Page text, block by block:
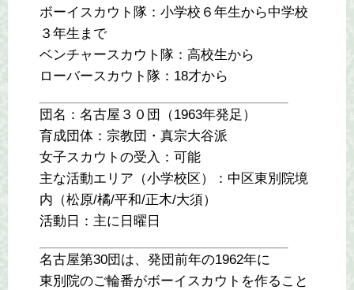
ボーイスカウト隊：小学校６年生から中学校
３年生まで
ベンチャースカウト隊：高校生から
ローバースカウト隊：18才から
団名：名古屋３０団（1963年発足）
育成団体：宗教団・真宗大谷派
女子スカウトの受入：可能
主な活動エリア（小学校区）：中区東別院境
内（松原/橘/平和/正木/大須）
活動日：主に日曜日
名古屋第30団は、発団前年の1962年に
東別院のご輪番がボーイスカウトを作ること